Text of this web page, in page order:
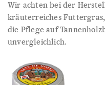
Wir achten bei der
kräuterreiches
die Pflege auf
unvergleichlich.